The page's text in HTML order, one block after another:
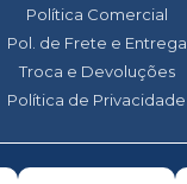
Política Comercial
Pol. de Frete e Entrega
Troca e Devoluções
Política de Privacidade